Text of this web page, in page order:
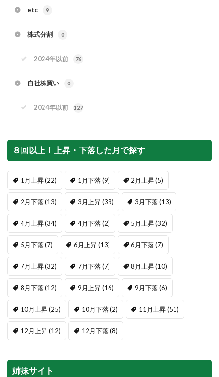
etc 9
株式分割 0
2024年以前 76
自社株買い 0
2024年以前 127
８回以上！上昇・下落した月で探す
1月上昇(22) 1月下落 (9) 2月上昇(5)
2月下落 (13) 3月上昇(33) 3月下落 (13)
4月上昇(34) 4月下落 (2) 5月上昇(32)
5月下落 (7) 6月上昇(13) 6月下落 (7)
7月上昇(32) 7月下落 (7) 8月上昇(10)
8月下落 (12) 9月上昇(16) 9月下落 (6)
10月上昇(25) 10月下落 (2) 11月上昇(51)
12月上昇(12) 12月下落 (8)
姉妹サイト